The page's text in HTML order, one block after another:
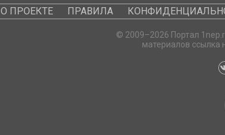
О ПРОЕКТЕ ПРАВИЛА
© 2009–2026 Портал
материалов ссылка